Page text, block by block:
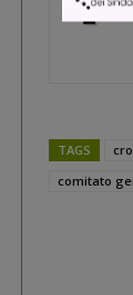
TAGS
comitato